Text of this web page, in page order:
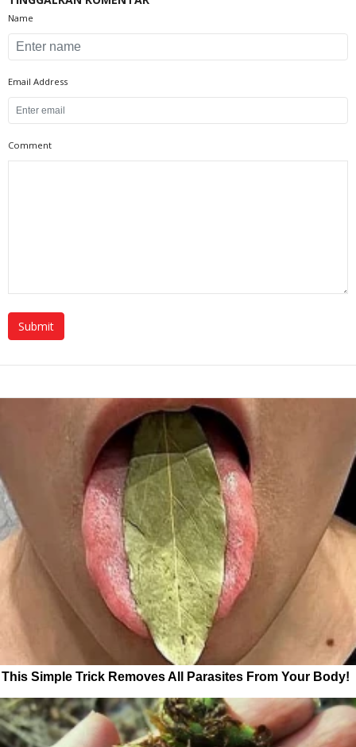
Name
Email Address
Comment
This Simple Trick Removes All Parasites From Your Body!